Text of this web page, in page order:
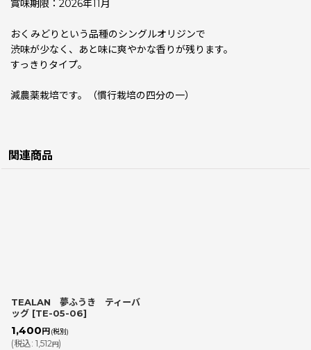
賞味期限：2026年11月
おくみどりという品種のシングルオリジンで
渋味が少なく、あと味に爽やかな香りが残ります。
すっきりタイプ。
減農薬栽培です。（慣行栽培の四分の一）
関連商品
TEALAN 夢ふうき ティーバ
ッグ [TE-05-06]
1,400 円 (税別)
(税込: 1,512円)